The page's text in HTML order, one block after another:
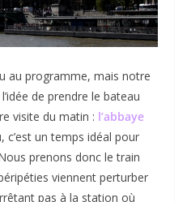
au programme, mais notre
de prendre le bateau
visite du matin : l’abbaye
c’est un temps idéal pour
prenons donc le train
viennent perturber
pas à la station où